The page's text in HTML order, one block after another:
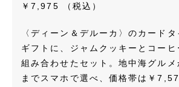
￥7,975
（税込）
〈ディーン＆デルーカ〉のカード
ギフトに、ジャムクッキーとコーヒ
組み合わせたセット。地中海グルメ
までスマホで選べ、価格帯は￥